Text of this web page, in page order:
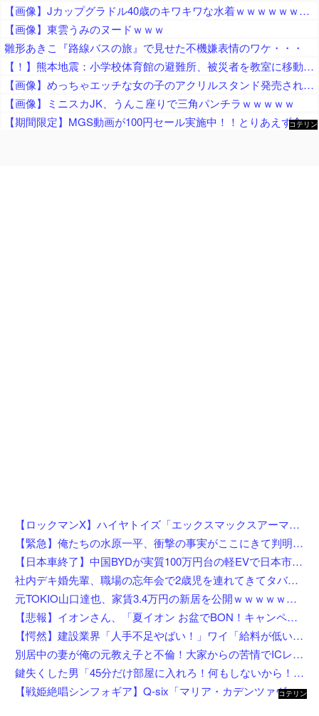
【画像】Jカップグラドル40歳のキワキワな水着ｗｗｗｗｗｗｗｗｗｗｗｗｗｗｗｗｗｗｗｗｗｗｗｗ
【画像】東雲うみのヌードｗｗｗ
雛形あきこ『路線バスの旅』で見せた不機嫌表情のワケ・・・
【！】熊本地震：小学校体育館の避難所、被災者を教室に移動させ即座にエアコン工事が始まる ※体育館のエアコン設置は自治体の管轄
【画像】めっちゃエッチな女の子のアクリルスタンド発売されるｗｗ
【画像】ミニスカJK、うんこ座りで三角パンチラｗｗｗｗｗ
【期間限定】MGS動画が100円セール実施中！！とりあえず全部買うやろｗｗｗｗｗ
コテリン
【ロックマンX】ハイヤトイズ「エックスマックスアーマー」アクションフィギュア 試作公開【近日予約開始】
【緊急】俺たちの水原一平、衝撃の事実がここにきて判明！！一発逆転へ！！←これw w w w w w w w w
【日本車終了】中国BYDが実質100万円台の軽EVで日本市場に殴り込み
社内デキ婚先輩、職場の忘年会で2歳児を連れてきてタバコスパスパ酒ゴクゴクで親の自覚ゼロｗｗ挙句の果てに突き飛ばして頭を打たせ「久々の外食でゆっくりしたいんだよ！」にドン引き
元TOKIO山口達也、家賃3.4万円の新居を公開ｗｗｗｗｗｗｗｗ
【悲報】イオンさん、「夏イオン お盆でBON！キャンペーン」からBON！を削除 理由不明
【愕然】建設業界「人手不足やばい！」ワイ「給料が低いんやろうなぁ」→調べた結果w w w w w w w
別居中の妻が俺の元教え子と不倫！大家からの苦情でICレコーダーを設置後、協力者に間男を寝取らせて現場写真を確保、面会日にデータを手渡した結果←状況がカオスすぎるだろ
鍵失くした男「45分だけ部屋に入れろ！何もしないから！」→女子大生「無理です（警察呼びます）」→男「熱中症になれってか！使えないな！」完全に不審者で草ｗｗｗ
【戦姫絶唱シンフォギア】Q-six「マリア・カデンツァヴナ・イヴ」フィギュア【8月4日予約開始】
コテリン